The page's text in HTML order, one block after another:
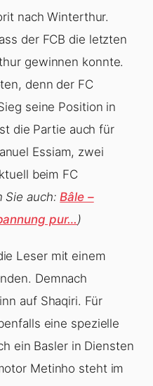
nach Winterthur.
der FCB die letzten
gewinnen konnte.
denn der FC
seine Position in
die Partie auch für
Essiam, zwei
beim FC
Sie auch:Bâle –
pur…)
Leser mit einem
Demnach
auf Shaqiri. Für
eine spezielle
ein Basler in Diensten
Metinho steht im